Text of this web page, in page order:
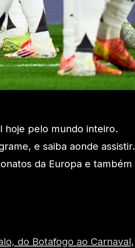
hoje pelo mundo inteiro.
e saiba aonde assistir.
da Europa e também
do Botafogo ao Carnaval,